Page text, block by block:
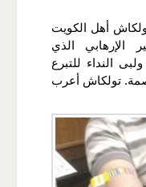
أهل الكويت
الإرهابي الذي
النداء للتبرع
تولكاش أعرب